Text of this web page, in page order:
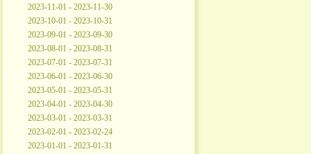
2023-11-01 - 2023-11-30
2023-10-01 - 2023-10-31
2023-09-01 - 2023-09-30
2023-08-01 - 2023-08-31
2023-07-01 - 2023-07-31
2023-06-01 - 2023-06-30
2023-05-01 - 2023-05-31
2023-04-01 - 2023-04-30
2023-03-01 - 2023-03-31
2023-02-01 - 2023-02-24
2023-01-01 - 2023-01-31